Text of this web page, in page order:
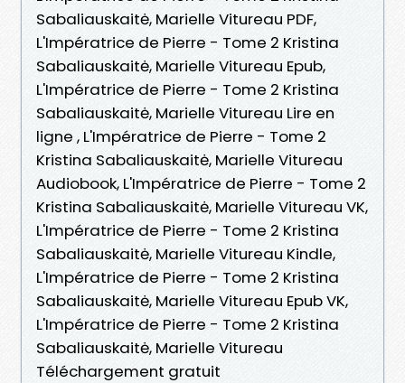
Sabaliauskaitė, Marielle Vitureau PDF,
L'Impératrice de Pierre - Tome 2 Kristina
Sabaliauskaitė, Marielle Vitureau Epub,
L'Impératrice de Pierre - Tome 2 Kristina
Sabaliauskaitė, Marielle Vitureau Lire en
ligne , L'Impératrice de Pierre - Tome 2
Kristina Sabaliauskaitė, Marielle Vitureau
Audiobook, L'Impératrice de Pierre - Tome 2
Kristina Sabaliauskaitė, Marielle Vitureau VK,
L'Impératrice de Pierre - Tome 2 Kristina
Sabaliauskaitė, Marielle Vitureau Kindle,
L'Impératrice de Pierre - Tome 2 Kristina
Sabaliauskaitė, Marielle Vitureau Epub VK,
L'Impératrice de Pierre - Tome 2 Kristina
Sabaliauskaitė, Marielle Vitureau
Téléchargement gratuit